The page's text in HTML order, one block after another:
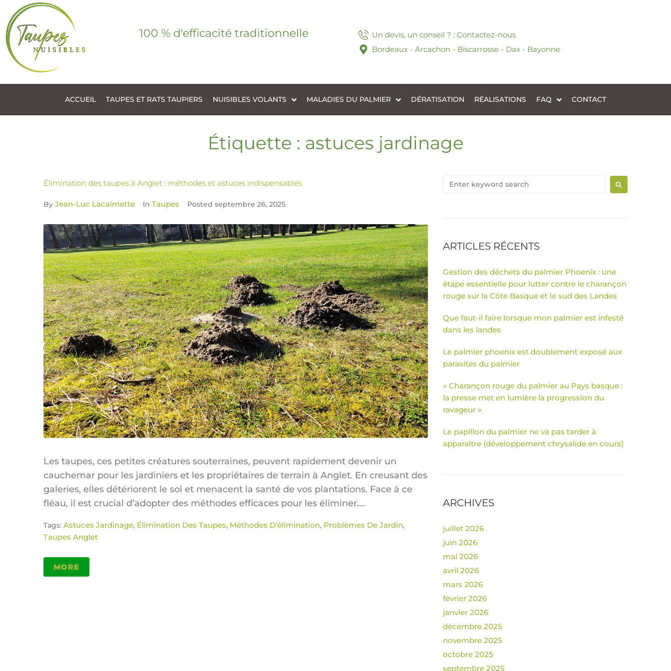
100 % d'efficacité traditionnelle
Un devis, un conseil ? : Contactez-nous
Bordeaux - Arcachon - Biscarrosse - Dax - Bayonne
ACCUEIL TAUPES ET RATS TAUPIERS NUISIBLES VOLANTS MALADIES DU PALMIER DÉRATISATION RÉALISATIONS FAQ CONTACT
Étiquette : astuces jardinage
Élimination des taupes à Anglet : méthodes et astuces indispensables
By Jean-Luc Lacalmette In Taupes Posted septembre 26, 2025
Les taupes, ces petites créatures souterraines, peuvent rapidement devenir un
cauchemar pour les jardiniers et les propriétaires de terrain à Anglet. En creusant des
galeries, elles détériorent le sol et menacent la santé de vos plantations. Face à ce
fléau, il est crucial d’adopter des méthodes efficaces pour les éliminer....
Tags: Astuces Jardinage, Élimination Des Taupes, Méthodes D'élimination, Problèmes De Jardin,
Taupes Anglet
MORE
ARTICLES RÉCENTS
Gestion des déchets du palmier Phoenix : une
étape essentielle pour lutter contre le charançon
rouge sur la Côte Basque et le sud des Landes
Que faut-il faire lorsque mon palmier est infesté
dans les landes
Le palmier phoenix est doublement exposé aux
parasites du palmier
« Charançon rouge du palmier au Pays basque :
la presse met en lumière la progression du
ravageur »
Le papillon du palmier ne va pas tarder à
apparaître (développement chrysalide en cours)
ARCHIVES
juillet 2026
juin 2026
mai 2026
avril 2026
mars 2026
février 2026
janvier 2026
décembre 2025
novembre 2025
octobre 2025
septembre 2025